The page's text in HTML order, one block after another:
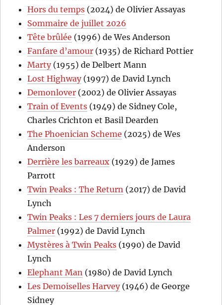
Hors du temps (2024) de Olivier Assayas
Sommaire de juillet 2026
Tête brûlée (1996) de Wes Anderson
Fanfare d’amour (1935) de Richard Pottier
Marty(1955) de Delbert Mann
Lost Highway(1997) de David Lynch
Demonlover (2002) de Olivier Assayas
Train of Events (1949) de Sidney Cole,
Charles Crichton et Basil Dearden
The Phoenician Scheme (2025) de Wes
Anderson
Derrière les barreaux (1929) de James
Parrott
Twin Peaks : The Return (2017) de David
Lynch
Twin Peaks : Les 7 derniers jours de Laura
Palmer (1992) de David Lynch
Mystères à Twin Peaks (1990) de David
Lynch
Elephant Man (1980) de David Lynch
Les Demoiselles Harvey(1946) de George
Sidney